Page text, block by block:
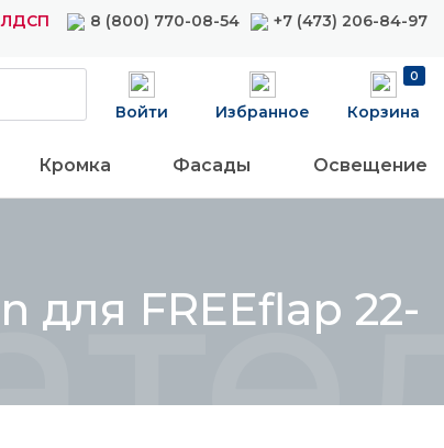
ЛДСП 8 (800) 770-08-54 +7 (473) 206-84-97
Войти Избранное
0
Корзина
Кромка Фасады Освещение
для FREEflap 22-